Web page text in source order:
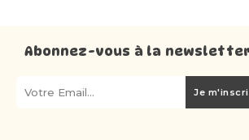
Abonnez-vous à la
Je